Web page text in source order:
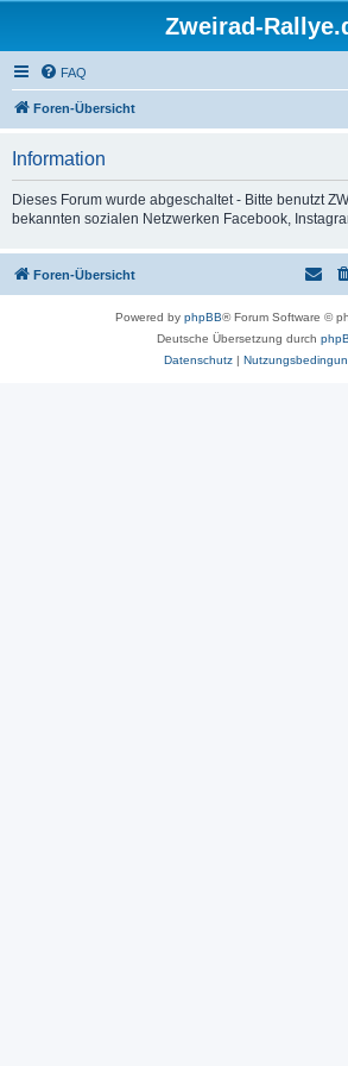
Zweirad-
FAQ
Foren-Übersicht
Information
Dieses Forum wurde abgeschaltet - Bitte benutzt
bekannten sozialen Netzwerken Facebook,
Foren-Übersicht
Powered by phpBB® Forum Software ©
Deutsche Übersetzung durch
Datenschutz|